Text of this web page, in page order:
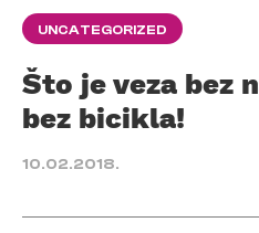
UNCATEGORIZED
Što je veza bez
bez bicikla!
10.02.2018.